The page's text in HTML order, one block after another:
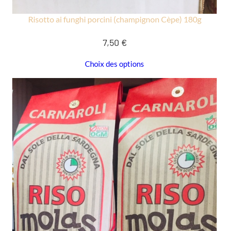
Risotto ai funghi porcini (champignon Cèpe) 180g
7,50 €
Choix des options